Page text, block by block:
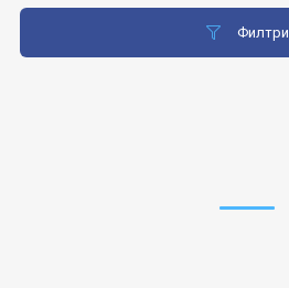
Филтри